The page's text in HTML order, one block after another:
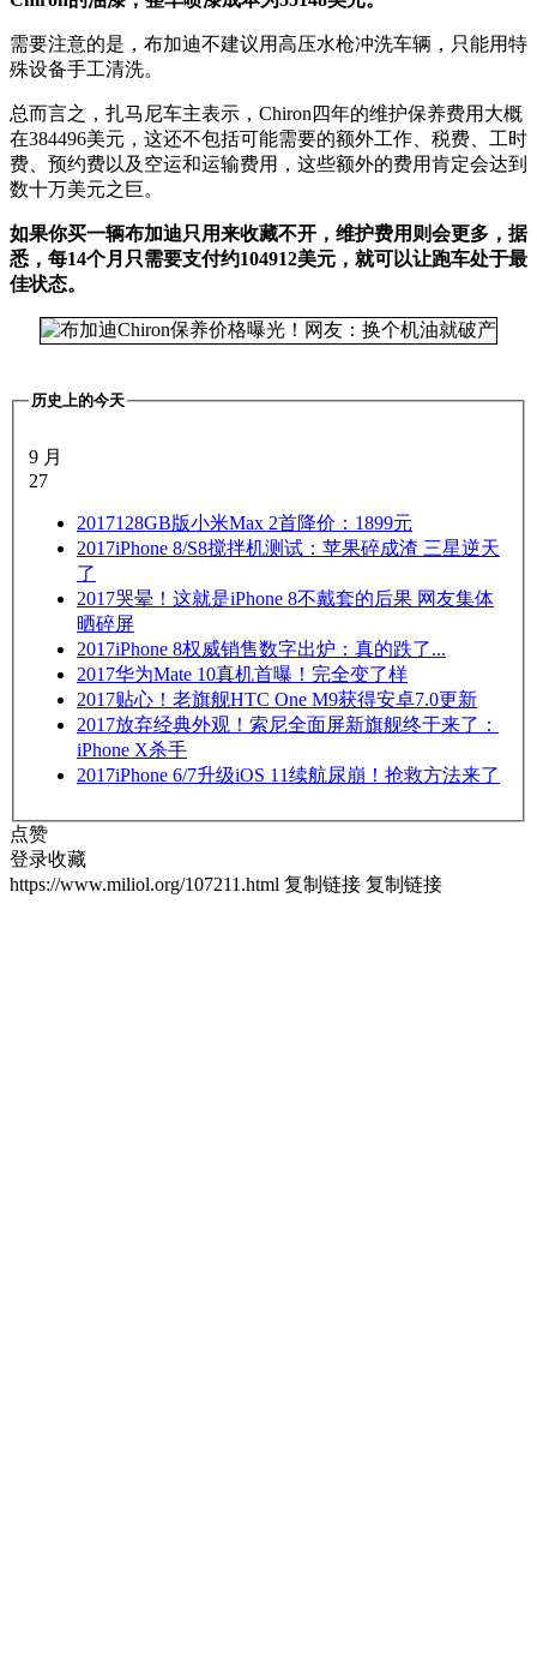
需要注意的是，布加迪不建议用高压水枪冲洗车辆，只能用特
殊设备手工清洗。
总而言之，扎马尼车主表示，Chiron四年的维护保养费用大概
在384496美元，这还不包括可能需要的额外工作、税费、工时
费、预约费以及空运和运输费用，这些额外的费用肯定会达到
数十万美元之巨。
如果你买一辆布加迪只用来收藏不开，维护费用则会更多，据
悉，每14个月只需要支付约104912美元，就可以让跑车处于最
佳状态。
历史上的今天
9 月
27
2017128GB版小米Max 2首降价：1899元
2017iPhone 8/S8搅拌机测试：苹果碎成渣 三星逆天
了
2017哭晕！这就是iPhone 8不戴套的后果 网友集体
晒碎屏
2017iPhone 8权威销售数字出炉：真的跌了...
2017华为Mate 10真机首曝！完全变了样
2017贴心！老旗舰HTC One M9获得安卓7.0更新
2017放弃经典外观！索尼全面屏新旗舰终于来了：
iPhone X杀手
2017iPhone 6/7升级iOS 11续航尿崩！抢救方法来了
点赞
登录收藏
https://www.miliol.org/107211.html 复制链接 复制链接